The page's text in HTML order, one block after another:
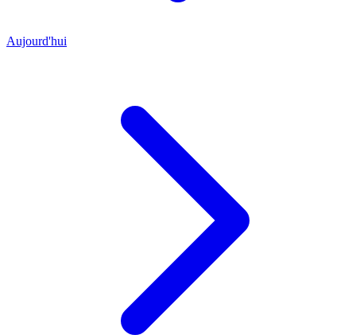
Aujourd'hui